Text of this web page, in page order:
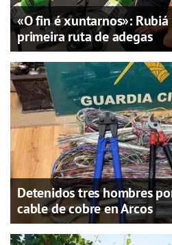
«O fin é xuntarnos»: Rubiá
primeira ruta de adegas
Detenidos tres hombres
cable de cobre en Arcos